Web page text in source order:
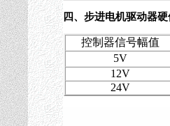
四、步进电机驱动器
控制器信号幅值
5V
12V
24V